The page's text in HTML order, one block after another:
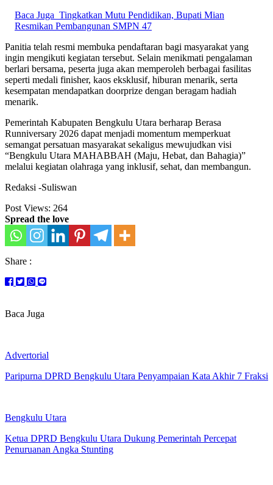
Baca Juga Tingkatkan Mutu Pendidikan, Bupati Mian
Resmikan Pembangunan SMPN 47
Panitia telah resmi membuka pendaftaran bagi masyarakat yang
ingin mengikuti kegiatan tersebut. Selain menikmati pengalaman
berlari bersama, peserta juga akan memperoleh berbagai fasilitas
seperti medali finisher, kaos eksklusif, hiburan menarik, serta
kesempatan mendapatkan doorprize dengan beragam hadiah
menarik.
Pemerintah Kabupaten Bengkulu Utara berharap Berasa
Runniversary 2026 dapat menjadi momentum memperkuat
semangat persatuan masyarakat sekaligus mewujudkan visi
“Bengkulu Utara MAHABBAH (Maju, Hebat, dan Bahagia)”
melalui kegiatan olahraga yang inklusif, sehat, dan membangun.
Redaksi -Suliswan
Post Views: 264
Spread the love
Share :
Baca Juga
Advertorial
Paripurna DPRD Bengkulu Utara Penyampaian Kata Akhir 7 Fraksi
Bengkulu Utara
Ketua DPRD Bengkulu Utara Dukung Pemerintah Percepat
Penuruanan Angka Stunting